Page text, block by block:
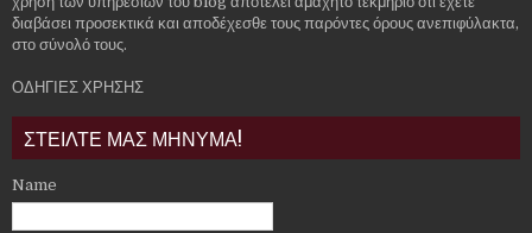
διαβάσει προσεκτικά και αποδέχεσθε τους παρόντες όρους ανεπιφύλακτα,
στο σύνολό τους.
ΟΔΗΓΙΕΣ ΧΡΗΣΗΣ
ΣΤΕΙΛΤΕ ΜΑΣ ΜΗΝΥΜΑ!
Name